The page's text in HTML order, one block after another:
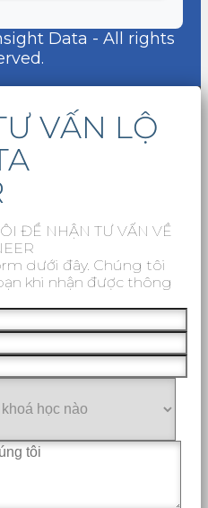
Data - All rights
VẤN LỘ
ĐỂ NHẬN TƯ VẤN VỀ
dưới đây. Chúng tôi
khi nhận được thông